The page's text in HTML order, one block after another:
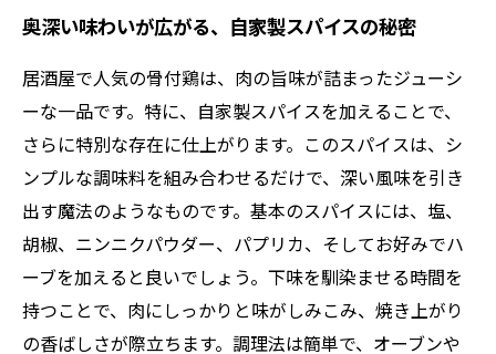
奥深い味わいが広がる、自家製スパイスの秘密
居酒屋で人気の骨付鶏は、肉の旨味が詰まったジューシ
ーな一品です。特に、自家製スパイスを加えることで、
さらに特別な存在に仕上がります。このスパイスは、シ
ンプルな調味料を組み合わせるだけで、深い風味を引き
出す魔法のようなものです。基本のスパイスには、塩、
胡椒、ニンニクパウダー、パプリカ、そしてお好みでハ
ーブを加えると良いでしょう。下味を馴染ませる時間を
持つことで、肉にしっかりと味がしみこみ、焼き上がり
の香ばしさが際立ちます。調理法は簡単で、オーブンや